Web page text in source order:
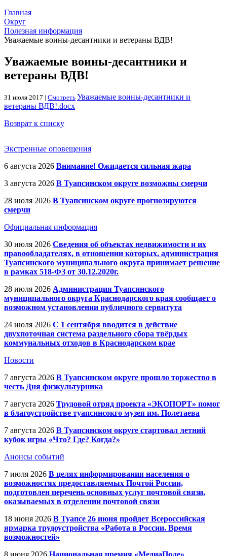
Главная
Округ
Полезная информация
Уважаемые воины-десантники и ветераны ВДВ!
Уважаемые воины-десантники и
ветераны ВДВ!
31 июля 2017 | Смотреть Уважаемые воины-десантники и
ветераны ВДВ!.docx
Возврат к списку
Экстренные оповещения
6 августа 2026 Внимание! Ожидается сильная жара
3 августа 2026 В Туапсинском округе возможны смерчи
28 июля 2026 В Туапсинском округе прогнозируются
смерчи
Официальная информация
30 июля 2026 Сведения об объектах недвижимости и их
правообладателях, в отношении которых, администрация
Туапсинского муниципального округа принимает решение
в рамках 518-ФЗ от 30.12.2020г.
28 июля 2026 Администрация Туапсинского
муниципального округа Краснодарского края сообщает о
возможном установлении публичного сервитута
24 июля 2026 С 1 сентября вводится в действие
двухпоточная система раздельного сбора твёрдых
коммунальных отходов в Краснодарском крае
Новости
7 августа 2026 В Туапсинском округе прошло торжество в
честь Дня физкультурника
7 августа 2026 Трудовой отряд проекта «ЭКОПОРТ» помог
в благоустройстве туапсинсокго музея им. Полетаева
7 августа 2026 В Туапсинском округе стартовал летний
кубок игры «Что? Где? Когда?»
Анонсы событий
7 июля 2026 В целях информирования населения о
возможностях предоставляемых Почтой России,
подготовлен перечень основных услуг почтовой связи,
оказываемых в отделении почтовой связи
18 июня 2026 В Туапсе 26 июня пройдет Всероссийская
ярмарка трудоустройства «Работа в России. Время
возможностей»
8 июня 2026 Национальная премия «МедиаПоле»